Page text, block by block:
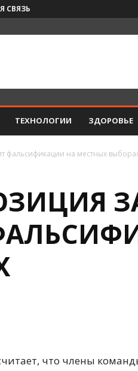
СВЯЗЬ
ТЕХНОЛОГИИ ЗДОРОВЬЕ
фальсификации на местных
что члены